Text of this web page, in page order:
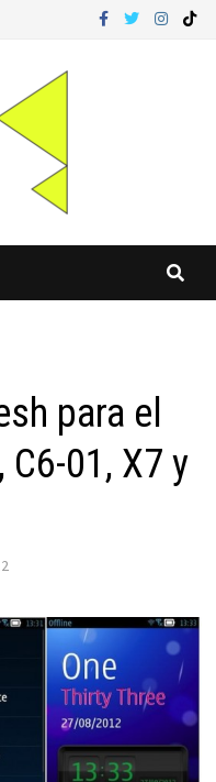
para el
C6-01, X7 y